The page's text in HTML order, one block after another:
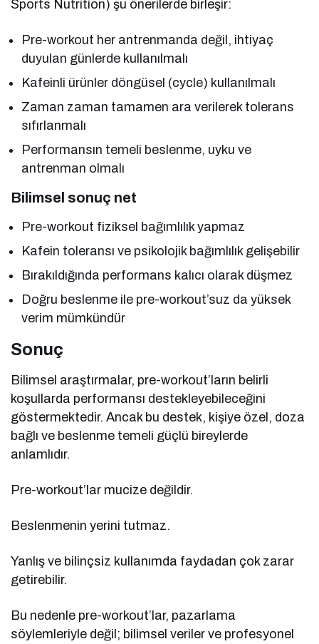
Sports Nutrition) şu önerilerde birleşir:
Pre-workout her antrenmanda değil, ihtiyaç
duyulan günlerde kullanılmalı
Kafeinli ürünler döngüsel (cycle) kullanılmalı
Zaman zaman tamamen ara verilerek tolerans
sıfırlanmalı
Performansın temeli beslenme, uyku ve
antrenman olmalı
Bilimsel sonuç net
Pre-workout fiziksel bağımlılık yapmaz
Kafein toleransı ve psikolojik bağımlılık gelişebilir
Bırakıldığında performans kalıcı olarak düşmez
Doğru beslenme ile pre-workout’suz da yüksek
verim mümkündür
Sonuç
Bilimsel araştırmalar, pre-workout’ların belirli
koşullarda performansı destekleyebileceğini
göstermektedir. Ancak bu destek, kişiye özel, doza
bağlı ve beslenme temeli güçlü bireylerde
anlamlıdır.
Pre-workout’lar mucize değildir.
Beslenmenin yerini tutmaz.
Yanlış ve bilinçsiz kullanımda faydadan çok zarar
getirebilir.
Bu nedenle pre-workout’lar, pazarlama
söylemleriyle değil; bilimsel veriler ve profesyonel